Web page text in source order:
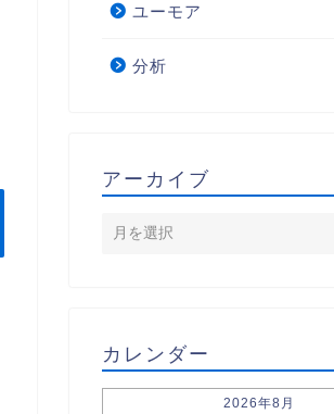
ユーモア
分析
アーカイブ
カレンダー
2026年8月